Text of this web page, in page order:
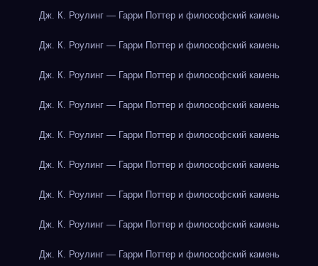
Дж. К. Роулинг — Гарри Поттер и философский камень
Дж. К. Роулинг — Гарри Поттер и философский камень
Дж. К. Роулинг — Гарри Поттер и философский камень
Дж. К. Роулинг — Гарри Поттер и философский камень
Дж. К. Роулинг — Гарри Поттер и философский камень
Дж. К. Роулинг — Гарри Поттер и философский камень
Дж. К. Роулинг — Гарри Поттер и философский камень
Дж. К. Роулинг — Гарри Поттер и философский камень
Дж. К. Роулинг — Гарри Поттер и философский камень